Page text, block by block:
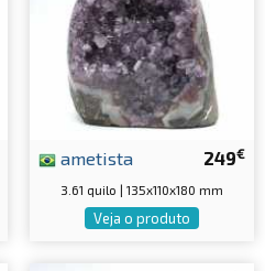
249€
ametista
3.61 quilo | 135x110x180 mm
Veja o produto